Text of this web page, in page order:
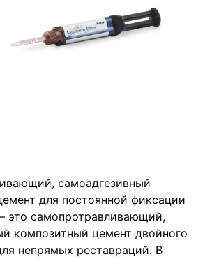
самоадгезивный
для постоянной фиксации
это самопротравливающий,
композитный цемент двойного
непрямых реставраций. В